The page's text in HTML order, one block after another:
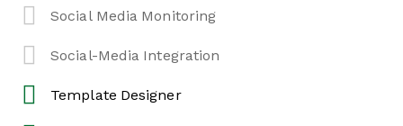
Social Media Monitoring
Social-Media Integration
Template Designer